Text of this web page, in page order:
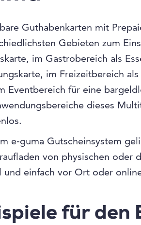
Guthabenkarten mit
Gebieten zum
im Gastrobereich als
im Freizeitbereich
Eventbereich für eine
dieses
e-guma Gutscheinsystem
von physischen oder
und einfach vor Ort oder
für den